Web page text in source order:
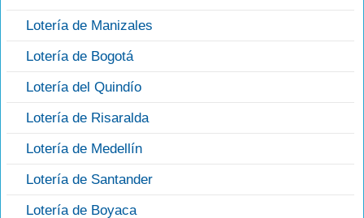
Lotería de Manizales
Lotería de Bogotá
Lotería del Quindío
Lotería de Risaralda
Lotería de Medellín
Lotería de Santander
Lotería de Boyaca